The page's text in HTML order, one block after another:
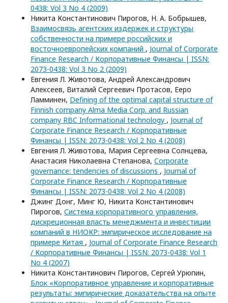
0438: Vol 3 No 4 (2009)
Никита Константинович Пирогов, Н. А. Бобрышев,
Взаимосвязь агентских издержек и структуры
собственности на примере российских и
восточноевропейских компаний , Journal of Corporate
Finance Research / Корпоративные Финансы | ISSN:
2073-0438: Vol 3 No 2 (2009)
Евгения Л. Животова, Андрей Александрович
Алексеев, Виталий Сергеевич Протасов, Ееро
Ламминен, Defining of the optimal capital structure of
Finnish company Alma Media Corp. and Russian
company RBC Informational technology , Journal of
Corporate Finance Research / Корпоративные
Финансы | ISSN: 2073-0438: Vol 2 No 4 (2008)
Евгения Л. Животова, Мария Сергеевна Солнцева,
Анастасия Николаевна Степанова, Corporate
governance: tendencies of discussions , Journal of
Corporate Finance Research / Корпоративные
Финансы | ISSN: 2073-0438: Vol 2 No 4 (2008)
Джинг Донг, Минг Ю, Никита Константинович
Пирогов, Система корпоративного управления,
дискреционная власть менеджмента и инвестиции
компаний в НИОКР: эмпирическое исследование на
примере Китая , Journal of Corporate Finance Research
/ Корпоративные Финансы | ISSN: 2073-0438: Vol 1
No 4 (2007)
Никита Константинович Пирогов, Сергей Урюпин,
Блок «Корпоративное управление и корпоративные
результаты: эмпирические доказательства на опыте